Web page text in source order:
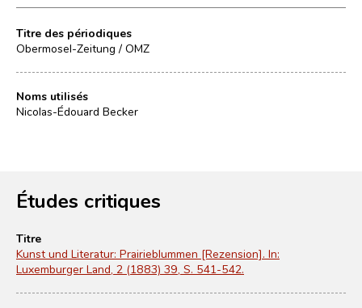
Titre des périodiques
Obermosel-Zeitung / OMZ
Noms utilisés
Nicolas-Édouard Becker
Études critiques
Titre
Kunst und Literatur: Prairieblummen [Rezension]. In:
Luxemburger Land, 2 (1883) 39, S. 541-542.